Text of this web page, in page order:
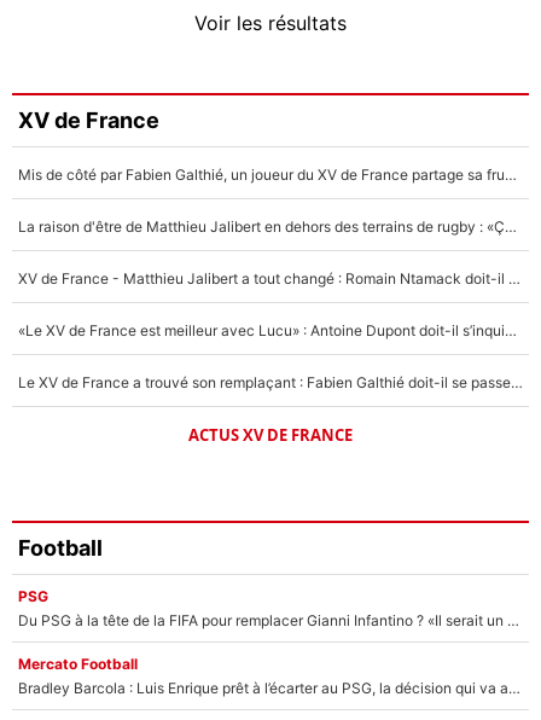
Faris Moumbagna
4%
Un autre joueur
5%
Voir les résultats
XV de France
Mis de côté par Fabien Galthié, un joueur du XV de France partage sa frustration : «ils ne me l’ont pas dit tout de suite»
La raison d'être de Matthieu Jalibert en dehors des terrains de rugby : «Ça m'atteint autant que si tu touches à un membre de ma famille»
XV de France - Matthieu Jalibert a tout changé : Romain Ntamack doit-il s’inquiéter pour sa place à un an de la Coupe du monde ?
«Le XV de France est meilleur avec Lucu» : Antoine Dupont doit-il s’inquiéter pour sa place ?
Le XV de France a trouvé son remplaçant : Fabien Galthié doit-il se passer d'Antoine Dupont ?
ACTUS XV DE FRANCE
Football
PSG
Du PSG à la tête de la FIFA pour remplacer Gianni Infantino ? «Il serait un mauvais président», le patron de la Liga s'attaque à Nasser Al-Khelaïfi !
Mercato Football
Bradley Barcola : Luis Enrique prêt à l’écarter au PSG, la décision qui va accélérer son transfert à Liverpool ?